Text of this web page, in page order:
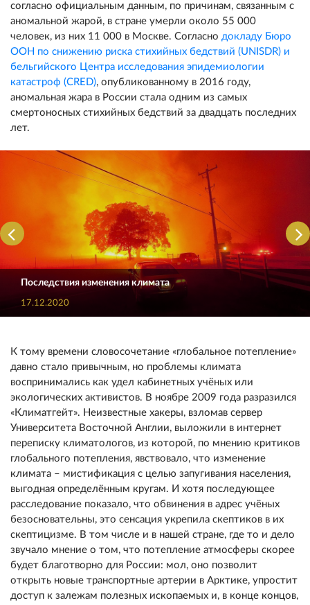
согласно официальным данным, по причинам, связанным с
аномальной жарой, в стране умерли около 55 000
человек, из них 11 000 в Москве. Согласно докладу Бюро
ООН по снижению риска стихийных бедствий (UNISDR) и
бельгийского Центра исследования эпидемиологии
катастроф (CRED), опубликованному в 2016 году,
аномальная жара в России стала одним из самых
смертоносных стихийных бедствий за двадцать последних
лет.
Последствия изменения климата
17.12.2020
К тому времени словосочетание «глобальное потепление»
давно стало привычным, но проблемы климата
воспринимались как удел кабинетных учёных или
экологических активистов. В ноябре 2009 года разразился
«Климатгейт». Неизвестные хакеры, взломав сервер
Университета Восточной Англии, выложили в интернет
переписку климатологов, из которой, по мнению критиков
глобального потепления, явствовало, что изменение
климата – мистификация с целью запугивания населения,
выгодная определённым кругам. И хотя последующее
расследование показало, что обвинения в адрес учёных
безосновательны, это сенсация укрепила скептиков в их
скептицизме. В том числе и в нашей стране, где то и дело
звучало мнение о том, что потепление атмосферы скорее
будет благотворно для России: мол, оно позволит
открыть новые транспортные артерии в Арктике, упростит
доступ к залежам полезных ископаемых и, в конце концов,